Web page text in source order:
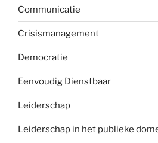
Communicatie
Crisismanagement
Democratie
Eenvoudig Dienstbaar
Leiderschap
Leiderschap in het publieke